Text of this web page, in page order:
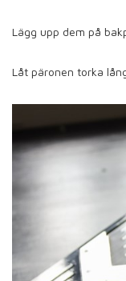
Lägg upp dem på
Låt päronen torka